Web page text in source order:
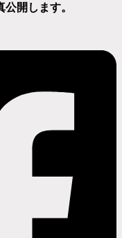
開します。